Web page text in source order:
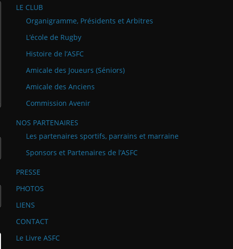
LE CLUB
Organigramme, Présidents et Arbitres
L’école de Rugby
Histoire de l’ASFC
Amicale des Joueurs (Séniors)
Amicale des Anciens
Commission Avenir
NOS PARTENAIRES
Les partenaires sportifs, parrains et marraine
Sponsors et Partenaires de l’ASFC
PRESSE
PHOTOS
LIENS
CONTACT
Le Livre ASFC